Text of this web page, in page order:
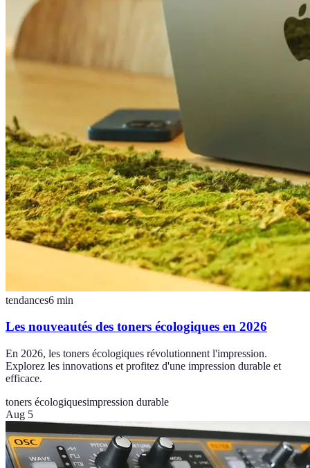
tendances6 min
Les nouveautés des toners écologiques en 2026
En 2026, les toners écologiques révolutionnent l'impression.
Explorez les innovations et profitez d'une impression durable et
efficace.
toners écologiquesimpression durable
Aug 5